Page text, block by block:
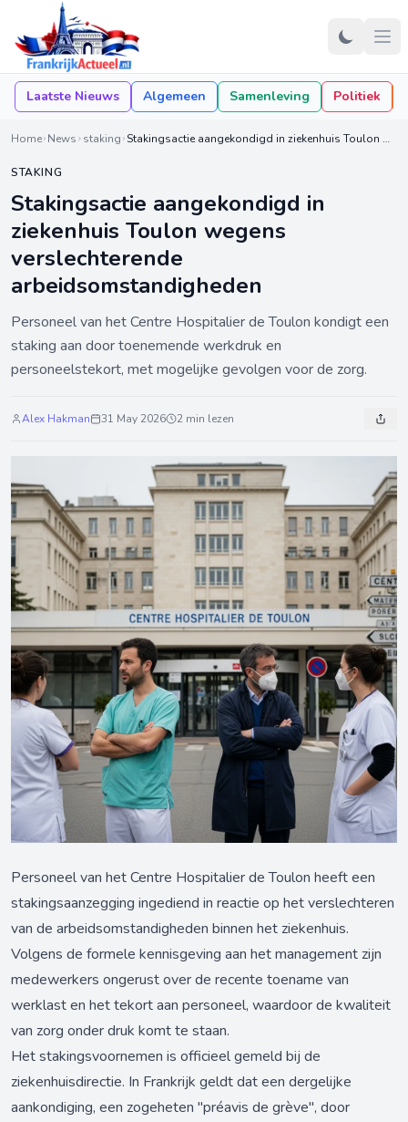
Laatste Nieuws Algemeen Samenleving Politiek
Home News staking Stakingsactie aangekondigd in ziekenhuis Toulon wegens verslechterende arbeidsomstandigheden
STAKING
Stakingsactie aangekondigd in
ziekenhuis Toulon wegens
verslechterende
arbeidsomstandigheden
Personeel van het Centre Hospitalier de Toulon kondigt een
staking aan door toenemende werkdruk en
personeelstekort, met mogelijke gevolgen voor de zorg.
Alex Hakman 31 May 2026 2 min lezen
Personeel van het Centre Hospitalier de Toulon heeft een
stakingsaanzegging ingediend in reactie op het verslechteren
van de arbeidsomstandigheden binnen het ziekenhuis.
Volgens de formele kennisgeving aan het management zijn
medewerkers ongerust over de recente toename van
werklast en het tekort aan personeel, waardoor de kwaliteit
van zorg onder druk komt te staan.
Het stakingsvoornemen is officieel gemeld bij de
ziekenhuisdirectie. In Frankrijk geldt dat een dergelijke
aankondiging, een zogeheten "préavis de grève", door